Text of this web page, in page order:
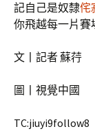
記自己是奴隸侘
你飛越每一片賽
文丨記者 蘇荇
圖丨視覺中國
TC:jiuyi9follow8